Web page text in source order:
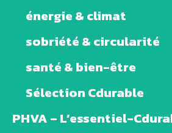
énergie & climat
sobriété & circularité
santé & bien-être
Sélection Cdurable
PHVA – L’essentiel-